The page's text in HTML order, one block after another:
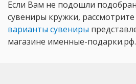
Если Вам не подошли
сувениры кружки,
варианты сувениры
магазине именные-подарки.рф.